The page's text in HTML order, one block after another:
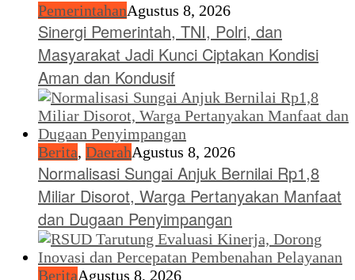
PemerintahanAgustus 8, 2026
Sinergi Pemerintah, TNI, Polri, dan
Masyarakat Jadi Kunci Ciptakan Kondisi
Aman dan Kondusif
Berita, DaerahAgustus 8, 2026
Normalisasi Sungai Anjuk Bernilai Rp1,8
Miliar Disorot, Warga Pertanyakan Manfaat
dan Dugaan Penyimpangan
BeritaAgustus 8, 2026